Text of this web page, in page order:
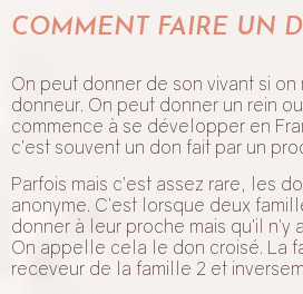
COMMENT FAIRE UN
On peut donner de son vivant si
donneur. On peut donner un rein
commence à se développer en
c’est souvent un don fait par un
Parfois mais c’est assez rare, les
anonyme. C’est lorsque deux
donner à leur proche mais qu’il
On appelle cela le don croisé. La
receveur de la famille 2 et